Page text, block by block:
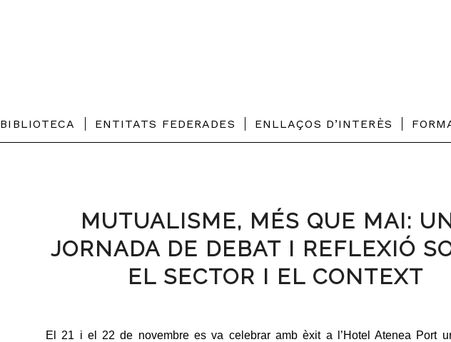
BIBLIOTECA ENTITATS FEDERADES ENLLAÇOS D’INTERÈS
MUTUALISME, MÉS QUE MAI:
JORNADA DE DEBAT I REFLEXIÓ
EL SECTOR I EL CONTEXT
El 21 i el 22 de novembre es va celebrar amb èxit a l’Hotel Atenea Port